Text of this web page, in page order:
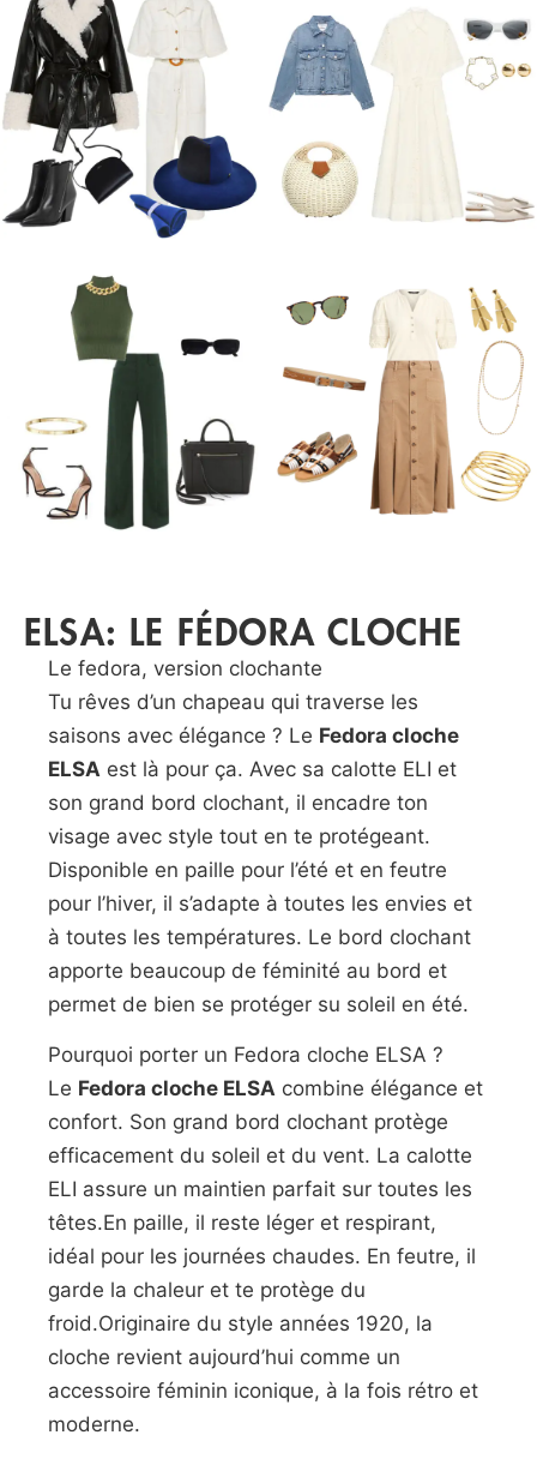
ELSA: LE FÉDORA CLOCHE
Le fedora, version clochante
Tu rêves d’un chapeau qui traverse les
saisons avec élégance ? Le Fedora cloche
ELSA est là pour ça. Avec sa calotte ELI et
son grand bord clochant, il encadre ton
visage avec style tout en te protégeant.
Disponible en paille pour l’été et en feutre
pour l’hiver, il s’adapte à toutes les envies et
à toutes les températures. Le bord clochant
apporte beaucoup de féminité au bord et
permet de bien se protéger su soleil en été.
Pourquoi porter un Fedora cloche ELSA ?
Le Fedora cloche ELSA combine élégance et
confort. Son grand bord clochant protège
efficacement du soleil et du vent. La calotte
ELI assure un maintien parfait sur toutes les
têtes.En paille, il reste léger et respirant,
idéal pour les journées chaudes. En feutre, il
garde la chaleur et te protège du
froid.Originaire du style années 1920, la
cloche revient aujourd’hui comme un
accessoire féminin iconique, à la fois rétro et
moderne.